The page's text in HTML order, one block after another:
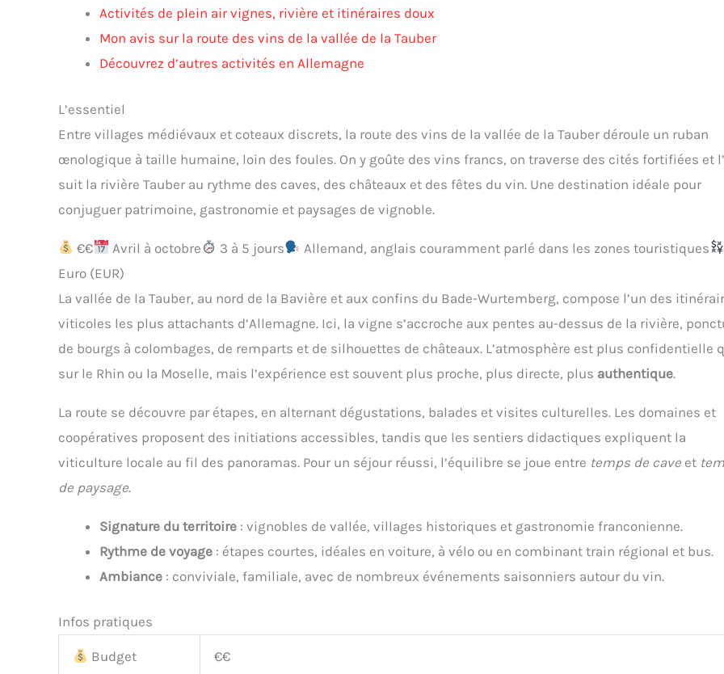
Activités de plein air vignes, rivière et itinéraires doux
Mon avis sur la route des vins de la vallée de la Tauber
Découvrez d’autres activités en Allemagne
L’essentiel
Entre villages médiévaux et coteaux discrets, la route des vins de la vallée de la Tauber déroule un ruban
œnologique à taille humaine, loin des foules. On y goûte des vins francs, on traverse des cités fortifiées et
suit la rivière Tauber au rythme des caves, des châteaux et des fêtes du vin. Une destination idéale pour
conjuguer patrimoine, gastronomie et paysages de vignoble.
€€ Avril à octobre 3 à 5 jours
Allemand, anglais couramment parlé dans les zones touristiques
Euro (EUR)
La vallée de la Tauber, au nord de la Bavière et aux confins du Bade-Wurtemberg, compose l’un des
viticoles les plus attachants d’Allemagne. Ici, la vigne s’accroche aux pentes au-dessus de la rivière,
de bourgs à colombages, de remparts et de silhouettes de châteaux. L’atmosphère est plus confidentielle
sur le Rhin ou la Moselle, mais l’expérience est souvent plus proche, plus directe, plus authentique.
La route se découvre par étapes, en alternant dégustations, balades et visites culturelles. Les domaines et
coopératives proposent des initiations accessibles, tandis que les sentiers didactiques expliquent la
viticulture locale au fil des panoramas. Pour un séjour réussi, l’équilibre se joue entre temps de cave et
de paysage.
Signature du territoire : vignobles de vallée, villages historiques et gastronomie franconienne.
Rythme de voyage : étapes courtes, idéales en voiture, à vélo ou en combinant train régional et bus.
Ambiance : conviviale, familiale, avec de nombreux événements saisonniers autour du vin.
Infos pratiques
Budget €€